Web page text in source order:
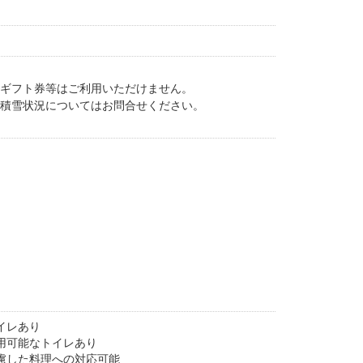
フト券等はご利用いただけません。
状況についてはお問合せください。
レあり
可能なトイレあり
した料理への対応可能